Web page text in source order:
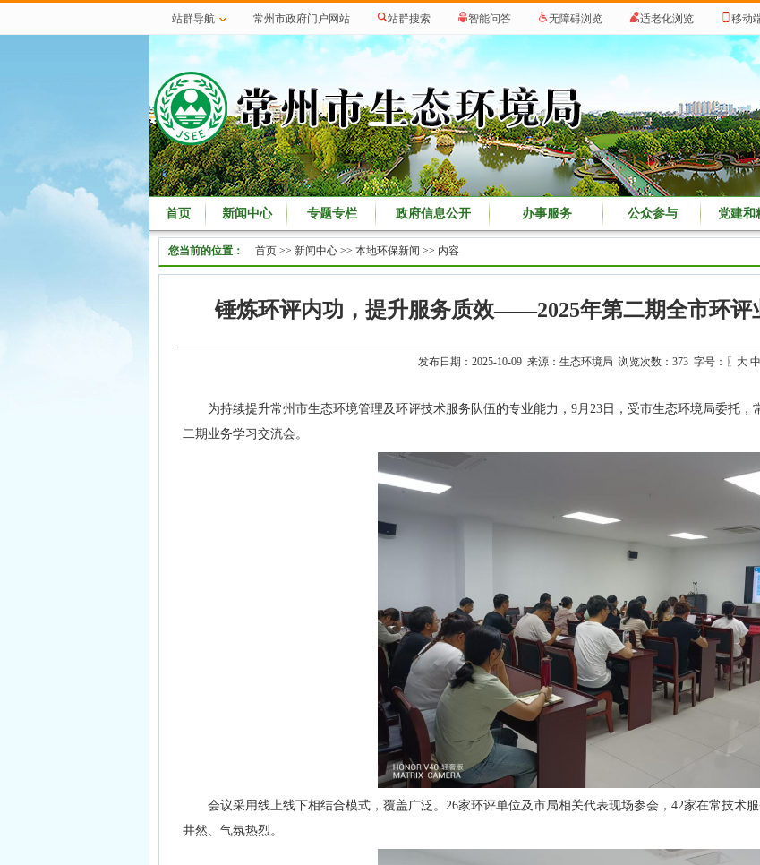
站群导航 常州市政府门户网站 站群搜索 智能问答 无障碍浏览 适老化浏览 移动
首页 新闻中心 专题专栏 政府信息公开 办事服务 公众参与 党建和
您当前的位置： 首页 >> 新闻中心 >> 本地环保新闻 >> 内容
锤炼环评内功，提升服务质效——2025年第二期全市环评
发布日期：2025-10-09 来源：生态环境局 浏览次数： 373 字号：〖 大 中
为持续提升常州市生态环境管理及环评技术服务队伍的专业能力，9月23日，受市生态环境局委托
二期业务学习交流会。
会议采用线上线下相结合模式，覆盖广泛。26家环评单位及市局相关代表现场参会，42家在常技术
井然、气氛热烈。